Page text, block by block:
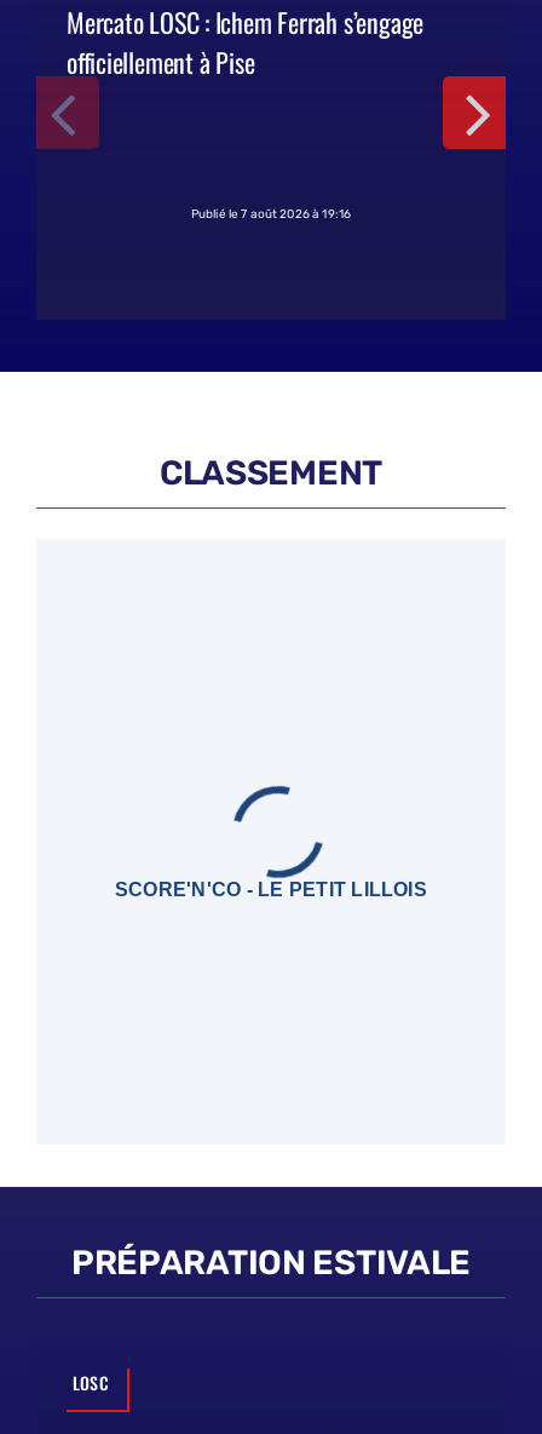
Mercato LOSC : Ichem Ferrah s’engage
officiellement à Pise
Publié le 7 août 2026 à 19:16
CLASSEMENT
SCORE'N'CO - LE PETIT LILLOIS
PRÉPARATION ESTIVALE
LOSC